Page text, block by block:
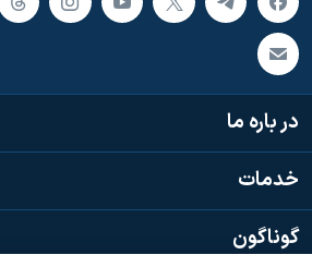
در باره ما
خدمات
گوناگون